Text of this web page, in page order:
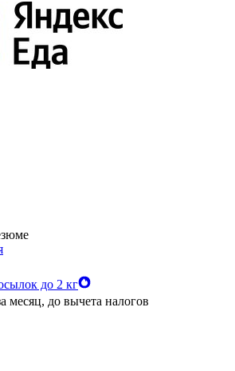
до 2 кг
месяц, до вычета налогов